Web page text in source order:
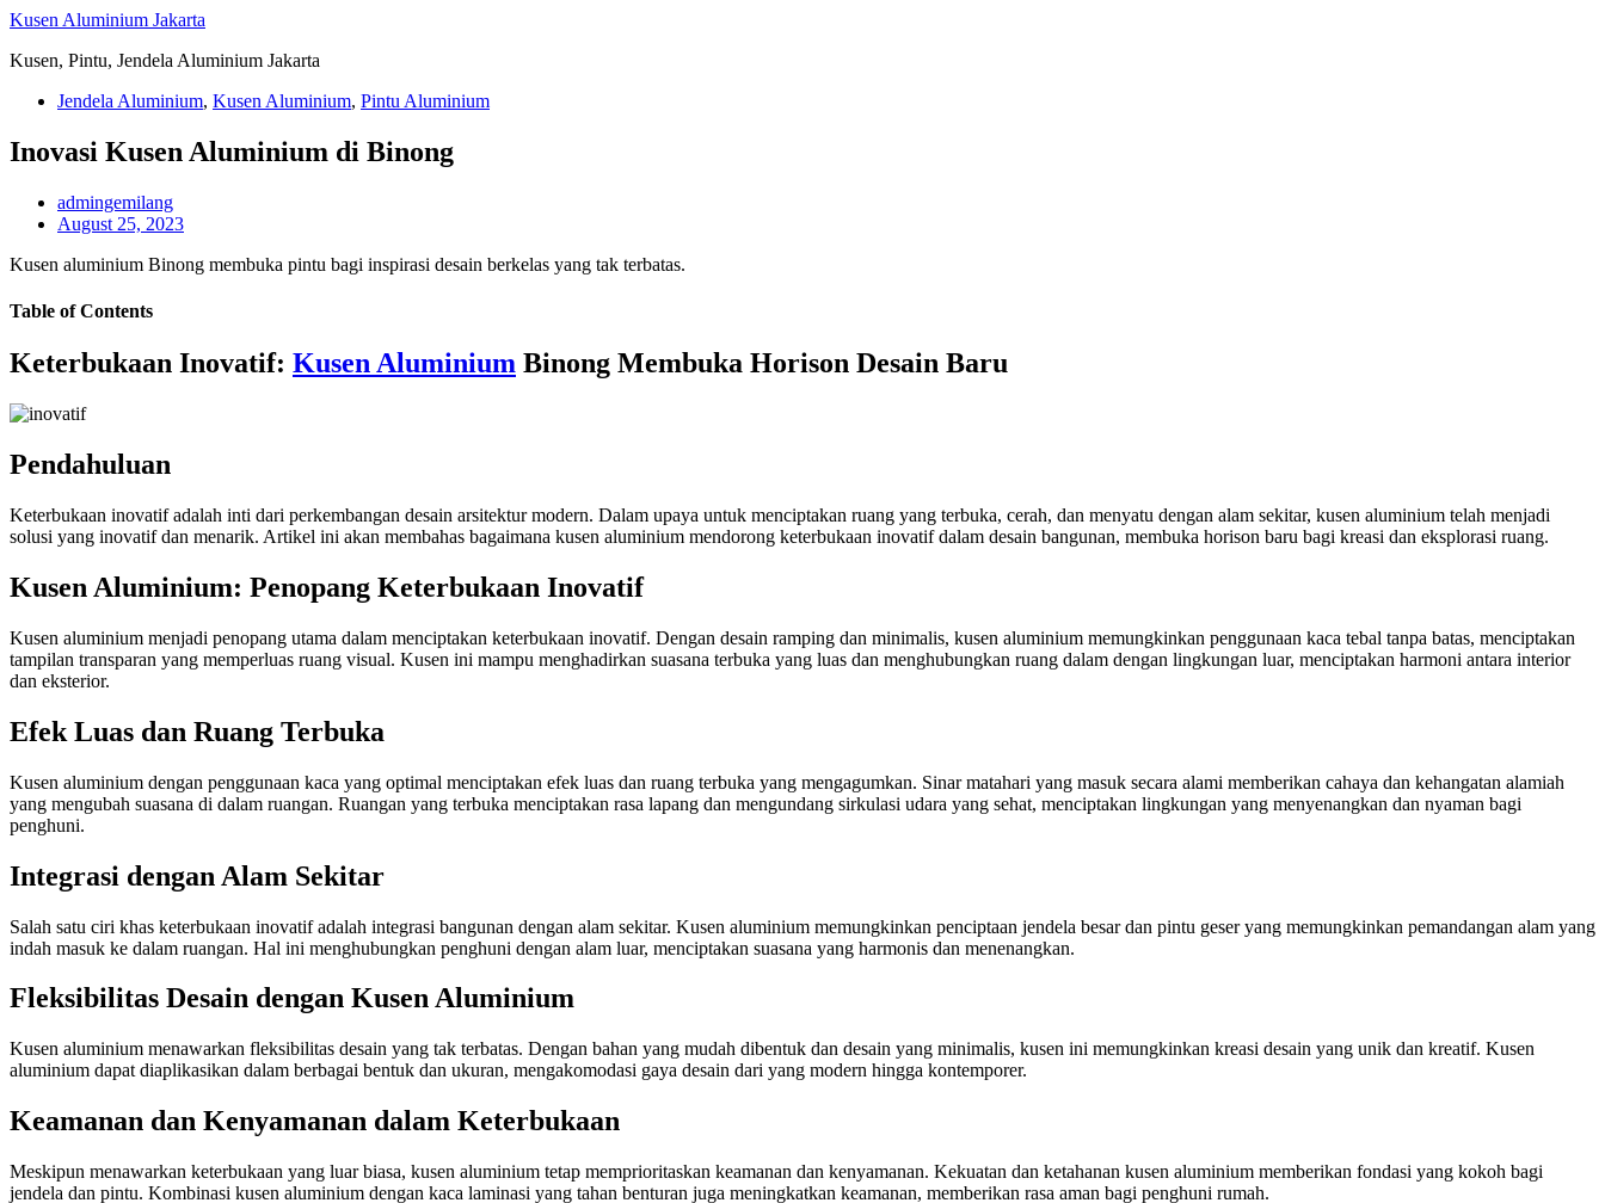
Skip
content
Kusen Aluminium Jakarta
Kusen, Pintu, Jendela Aluminium Jakarta
Jendela Aluminium, Kusen Aluminium, Pintu Aluminium
Inovasi Kusen Aluminium di Binong
admingemilang
August 25, 2023
Kusen aluminium Binong membuka pintu bagi inspirasi desain berkelas yang tak terbatas.
Table of Contents
Keterbukaan Inovatif: Kusen Aluminium Binong Membuka Horison Desain Baru
Pendahuluan
Keterbukaan inovatif adalah inti dari perkembangan desain arsitektur modern. Dalam upaya untuk menciptakan ruang yang terbuka, cerah, dan menyatu dengan alam sekitar, kusen aluminium telah menjadi
solusi yang inovatif dan menarik. Artikel ini akan membahas bagaimana kusen aluminium mendorong keterbukaan inovatif dalam desain bangunan, membuka horison baru bagi kreasi dan eksplorasi ruang.
Kusen Aluminium: Penopang Keterbukaan Inovatif
Kusen aluminium menjadi penopang utama dalam menciptakan keterbukaan inovatif. Dengan desain ramping dan minimalis, kusen aluminium memungkinkan penggunaan kaca tebal tanpa batas, menciptakan
tampilan transparan yang memperluas ruang visual. Kusen ini mampu menghadirkan suasana terbuka yang luas dan menghubungkan ruang dalam dengan lingkungan luar, menciptakan harmoni antara interior
dan eksterior.
Efek Luas dan Ruang Terbuka
Kusen aluminium dengan penggunaan kaca yang optimal menciptakan efek luas dan ruang terbuka yang mengagumkan. Sinar matahari yang masuk secara alami memberikan cahaya dan kehangatan alamiah
yang mengubah suasana di dalam ruangan. Ruangan yang terbuka menciptakan rasa lapang dan mengundang sirkulasi udara yang sehat, menciptakan lingkungan yang menyenangkan dan nyaman bagi
penghuni.
Integrasi dengan Alam Sekitar
Salah satu ciri khas keterbukaan inovatif adalah integrasi bangunan dengan alam sekitar. Kusen aluminium memungkinkan penciptaan jendela besar dan pintu geser yang memungkinkan pemandangan alam yang
indah masuk ke dalam ruangan. Hal ini menghubungkan penghuni dengan alam luar, menciptakan suasana yang harmonis dan menenangkan.
Fleksibilitas Desain dengan Kusen Aluminium
Kusen aluminium menawarkan fleksibilitas desain yang tak terbatas. Dengan bahan yang mudah dibentuk dan desain yang minimalis, kusen ini memungkinkan kreasi desain yang unik dan kreatif. Kusen
aluminium dapat diaplikasikan dalam berbagai bentuk dan ukuran, mengakomodasi gaya desain dari yang modern hingga kontemporer.
Keamanan dan Kenyamanan dalam Keterbukaan
Meskipun menawarkan keterbukaan yang luar biasa, kusen aluminium tetap memprioritaskan keamanan dan kenyamanan. Kekuatan dan ketahanan kusen aluminium memberikan fondasi yang kokoh bagi
jendela dan pintu. Kombinasi kusen aluminium dengan kaca laminasi yang tahan benturan juga meningkatkan keamanan, memberikan rasa aman bagi penghuni rumah.